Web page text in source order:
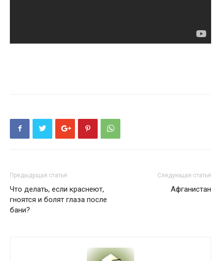
Предыдущая статья
Что делать, если краснеют,
гноятся и болят глаза после
бани?
Следующая статья
Афганистан